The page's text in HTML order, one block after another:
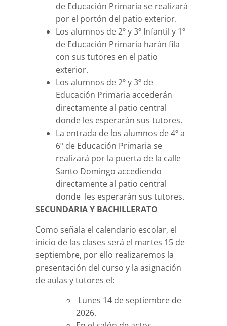
de Educación Primaria se realizará
por el portón del patio exterior.
Los alumnos de 2º y 3º Infantil y 1º
de Educación Primaria harán fila
con sus tutores en el patio
exterior.
Los alumnos de 2º y 3º de
Educación Primaria accederán
directamente al patio central
donde les esperarán sus tutores.
La entrada de los alumnos de 4º a
6º de Educación Primaria se
realizará por la puerta de la calle
Santo Domingo accediendo
directamente al patio central
donde les esperarán sus tutores.
SECUNDARIA Y BACHILLERATO
Como señala el calendario escolar, el
inicio de las clases será el martes 15 de
septiembre, por ello realizaremos la
presentación del curso y la asignación
de aulas y tutores el:
Lunes 14 de septiembre de
2026.